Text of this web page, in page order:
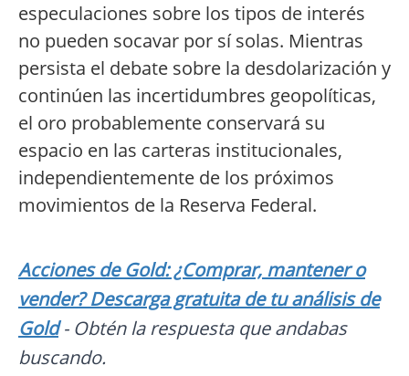
especulaciones sobre los tipos de interés
no pueden socavar por sí solas. Mientras
persista el debate sobre la desdolarización y
continúen las incertidumbres geopolíticas,
el oro probablemente conservará su
espacio en las carteras institucionales,
independientemente de los próximos
movimientos de la Reserva Federal.
Acciones de Gold: ¿Comprar, mantener o
vender? Descarga gratuita de tu análisis de
Gold- Obtén la respuesta que andabas
buscando.